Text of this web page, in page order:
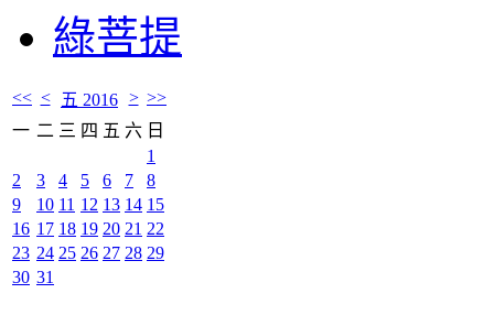
綠菩提
<< < 五 2016 > >>
一 二 三 四 五 六 日
1
2
3 4 5 6 7
8
9
10 11 12 13 14 15
16 17 18 19 20 21 22
23 24 25 26 27 28 29
30 31